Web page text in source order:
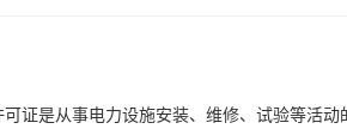
证是从事电力设施安装、维修、试验等活动